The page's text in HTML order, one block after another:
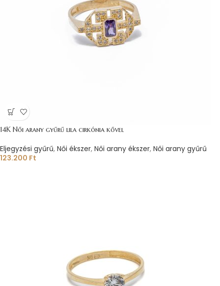
14K Női arany gyűrű lila cirkónia kővel
Eljegyzési gyűrű, Női ékszer, Női arany ékszer, Női arany gyűrű
123.200 Ft